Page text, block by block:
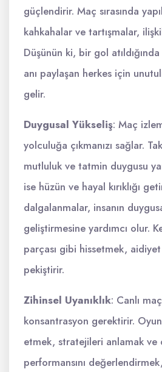
güçlendirir. Maç sırasında
kahkahalar ve tartışmalar,
Düşünün ki, bir gol
anı paylaşan herkes için
gelir.
Duygusal Yükseliş: Maç
yolculuğa çıkmanızı sağlar.
mutluluk ve tatmin duygusu
ise hüzün ve hayal kırıklığı
dalgalanmalar, insanın
geliştirmesine yardımcı olur.
parçası gibi hissetmek,
pekiştirir.
Zihinsel Uyanıklık: Canlı
konsantrasyon gerektirir.
etmek, stratejileri anlamak ve
performansını